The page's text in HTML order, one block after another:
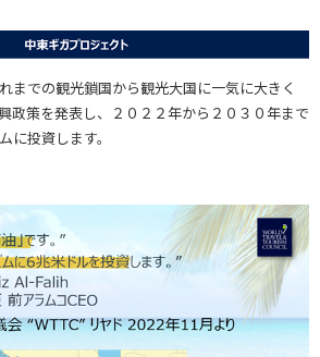
までの観光鎖国から観光大国に一気に大きく
政策を発表し、２０２２年から２０３０年まで
に投資します。